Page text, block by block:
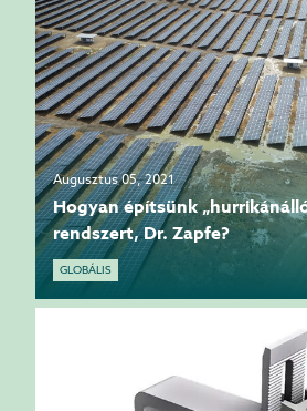
Augusztus 05, 2021
Hogyan építsünk
rendszert, Dr. Zapfe?
GLOBÁLIS